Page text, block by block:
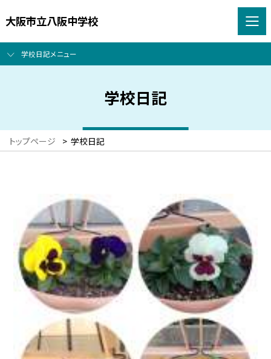
大阪市立八阪中学校
学校日記メニュー
学校日記
トップページ > 学校日記